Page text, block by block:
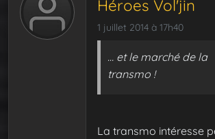
Héroes Vol'jin
1 juillet 2014 à 17h40
… et le marché de la
transmo !
La transmo intéresse